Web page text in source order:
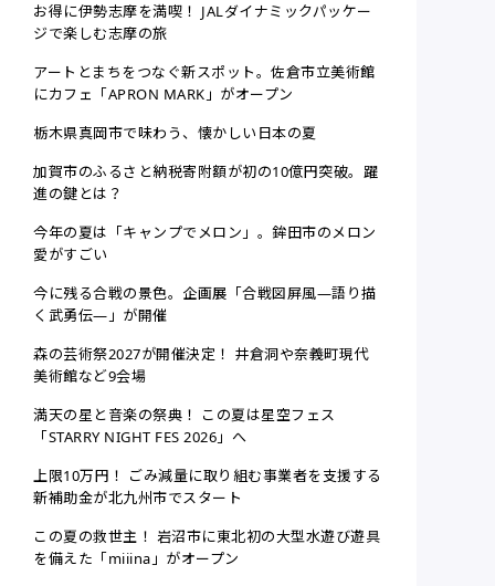
お得に伊勢志摩を満喫！ JALダイナミックパッケー
ジで楽しむ志摩の旅
アートとまちをつなぐ新スポット。佐倉市立美術館
にカフェ「APRON MARK」がオープン
栃木県真岡市で味わう、懐かしい日本の夏
加賀市のふるさと納税寄附額が初の10億円突破。躍
進の鍵とは？
今年の夏は「キャンプでメロン」。鉾田市のメロン
愛がすごい
今に残る合戦の景色。企画展「合戦図屏風—語り描
く武勇伝―」が開催
森の芸術祭2027が開催決定！ 井倉洞や奈義町現代
美術館など9会場
満天の星と音楽の祭典！ この夏は星空フェス
「STARRY NIGHT FES 2026」へ
上限10万円！ ごみ減量に取り組む事業者を支援する
新補助金が北九州市でスタート
この夏の救世主！ 岩沼市に東北初の大型水遊び遊具
を備えた「miiina」がオープン